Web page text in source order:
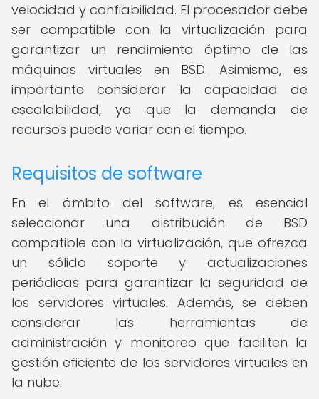
velocidad y confiabilidad. El procesador debe
ser compatible con la virtualización para
garantizar un rendimiento óptimo de las
máquinas virtuales en BSD. Asimismo, es
importante considerar la capacidad de
escalabilidad, ya que la demanda de
recursos puede variar con el tiempo.
Requisitos de software
En el ámbito del software, es esencial
seleccionar una distribución de BSD
compatible con la virtualización, que ofrezca
un sólido soporte y actualizaciones
periódicas para garantizar la seguridad de
los servidores virtuales. Además, se deben
considerar las herramientas de
administración y monitoreo que faciliten la
gestión eficiente de los servidores virtuales en
la nube.